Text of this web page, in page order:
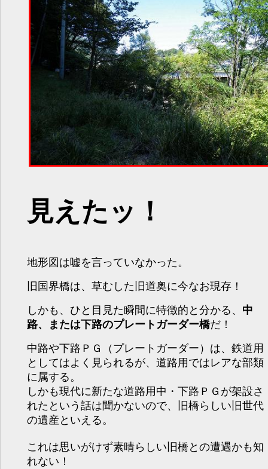
見えたッ！
地形図は嘘を言っていなかった。
旧国界橋は、草むした旧道奥に今なお現存！
しかも、ひと目見た瞬間に特徴的と分かる、 中
路、または下路のプレートガーダー橋だ！
中路や下路ＰＧ（プレートガーダー）は、鉄道用
としてはよく見られるが、道路用ではレアな部類
に属する。
しかも現代に新たな道路用中・下路ＰＧが架設さ
れたという話は聞かないので、旧橋らしい旧世代
の遺産といえる。
これは思いがけず素晴らしい旧橋との遭遇かも知
れない！